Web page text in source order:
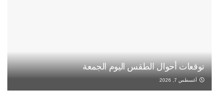
توقعات أحوال الطقس اليوم الجمعة
أغسطس 7, 2026